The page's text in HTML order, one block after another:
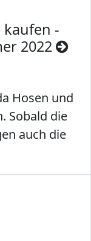
kaufen -
2022
Hosen und
Sobald die
auch die